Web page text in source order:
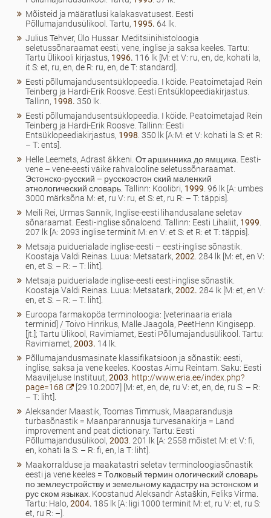
Mõisteid ja määratlusi kalakasvatusest. Eesti
Põllumajandusülikool. Tartu, 1995. 64 lk.
Julius Tehver, Ülo Hussar. Meditsiinihistoloogia
seletussõnaraamat eesti, vene, inglise ja saksa keeles. Tartu:
Tartu Ülikooli kirjastus, 1996. 116 lk [M: et V: ru, en, de, kohati la,
it S: et, ru, en, de R: ru, en, de T: standard].
Eesti põllumajandusentsüklopeedia. I köide. Peatoimetajad Rein
Teinberg ja Hardi-Erik Roosve. Eesti Entsüklopeediakirjastus.
Tallinn, 1998. 350 lk.
Eesti põllumajandusentsüklopeedia. I köide. Peatoimetajad Rein
Teinberg ja Hardi-Erik Roosve. Tallinn: Eesti
Entsüklopeediakirjastus, 1998. 350 lk [A:M: et V: kohati la S: et R:
– T: ents].
Helle Leemets, Adrast äkkeni. От аршинника до ямщика. Eesti-
vene – vene-eesti väike rahvalooline seletussõnaraamat.
Эстонско-русский – русскоэстон ский маленкий
этнологический словарь. Tallinn: Koolibri, 1999. 96 lk [A: umbes
3000 märksõna M: et, ru V: ru, et S: et, ru R: – T: täppis].
Meili Rei, Urmas Sannik, Inglise-eesti lihandusalane seletav
sõnaraamat. Eesti-inglise sõnaloend. Tallinn: Eesti Lihaliit, 1999.
207 lk [A: 2093 inglise terminit M: en V: et S: et R: et T: täppis].
Metsaja puiduerialade inglise-eesti – eesti-inglise sõnastik.
Koostaja Valdi Reinas. Luua: Metsatark, 2002. 284 lk [M: et, en V:
en, et S: – R: – T: liht].
Metsaja puiduerialade inglise-eesti eesti-inglise sõnastik.
Koostaja Valdi Reinas. Luua: Metsatark, 2002. 284 lk [M: et, en V:
en, et S: – R: – T: liht].
Euroopa farmakopöa terminoloogia: [veterinaaria eriala
terminid] / Toivo Hinrikus, Malle Jaagola, PeetHenn Kingisepp.
[jt.]; Tartu Ülikool, Ravimiamet, Eesti Põllumajandusülikool. Tartu:
Ravimiamet, 2003. 14 lk.
Põllumajandusmasinate klassifikatsioon ja sõnastik: eesti,
inglise, saksa ja vene keeles. Koostas Aimu Reintam. Saku: Eesti
Maaviljeluse Instituut, 2003. http://www.eria.ee/index.php?
page=168
[29.10.2007] [M: et, en, de, ru V: et, en, de, ru S: – R:
– T: liht].
Aleksander Maastik, Toomas Timmusk, Maaparandusja
turbasõnastik = Maanparannusja turvesanakirja = Land
improvement and peat dictionary. Tartu: Eesti
Põllumajandusülikool, 2003. 201 lk [A: 2558 mõistet M: et V: fi,
en, kohati la S: – R: fi, en, la T: liht].
Maakorralduse ja maakatastri seletav terminoloogiasõnastik
eesti ja vene keeles = Толковый термин ологический словарь
по землеустройству и земельному кадастру на эстонском и
рус ском языках. Koostanud Aleksandr Astaškin, Feliks Virma.
Tartu: Halo, 2004. 185 lk [A: ligi 1000 terminit M: et, ru V: et, ru S:
et, ru R: –].